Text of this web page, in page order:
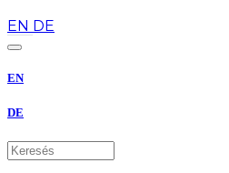
EN DE
EN
DE